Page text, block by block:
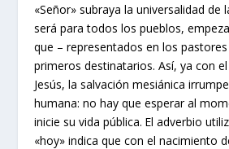
«Señor» subraya la universalidad de
será para todos los pueblos,
que – representados en los
primeros destinatarios. Así, ya con
Jesús, la salvación mesiánica
humana: no hay que esperar al
inicie su vida pública. El adverbio
«hoy» indica que con el nacimiento